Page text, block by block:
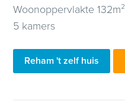
Woonoppervlakte 132m²
5 kamers
Reham 't zelf huis